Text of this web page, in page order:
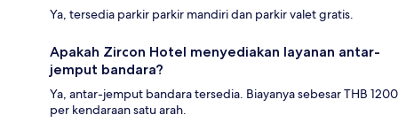
Ya, tersedia parkir parkir mandiri dan parkir valet gratis.
Apakah Zircon Hotel menyediakan layanan antar-
jemput bandara?
Ya, antar-jemput bandara tersedia. Biayanya sebesar THB 1200
per kendaraan satu arah.